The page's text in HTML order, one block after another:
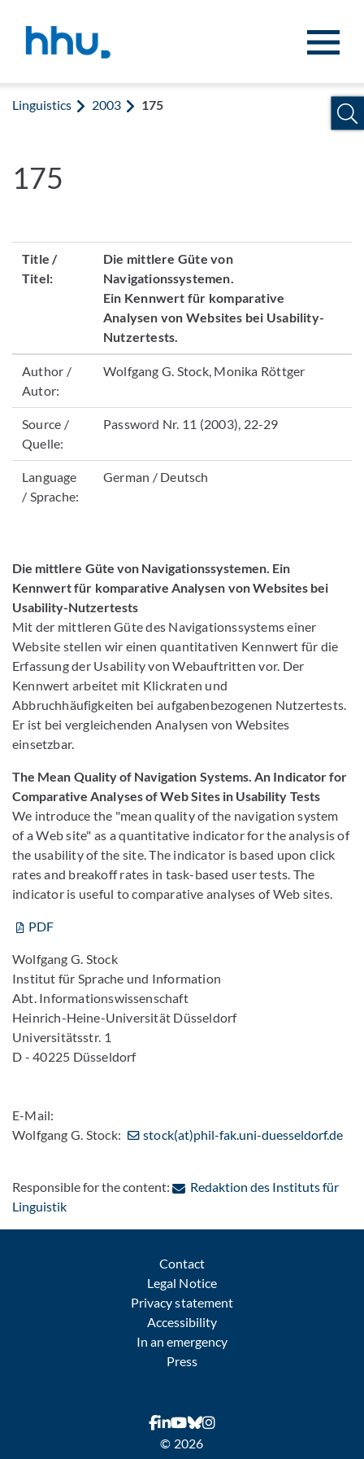
Linguistics 2003 175
175
Title /
Titel:
Die mittlere Güte von
Navigationssystemen.
Ein Kennwert für komparative
Analysen von Websites bei Usability-
Nutzertests.
Author /
Autor:
Wolfgang G. Stock, Monika Röttger
Source /
Quelle:
Password Nr. 11 (2003), 22-29
Language
/ Sprache:
German / Deutsch
Die mittlere Güte von Navigationssystemen. Ein
Kennwert für komparative Analysen von Websites bei
Usability-Nutzertests
Mit der mittleren Güte des Navigationssystems einer
Website stellen wir einen quantitativen Kennwert für die
Erfassung der Usability von Webauftritten vor. Der
Kennwert arbeitet mit Klickraten und
Abbruchhäufigkeiten bei aufgabenbezogenen Nutzertests.
Er ist bei vergleichenden Analysen von Websites
einsetzbar.
The Mean Quality of Navigation Systems. An Indicator for
Comparative Analyses of Web Sites in Usability Tests
We introduce the "mean quality of the navigation system
of a Web site" as a quantitative indicator for the analysis of
the usability of the site. The indicator is based upon click
rates and breakoff rates in task-based user tests. The
indicator is useful to comparative analyses of Web sites.
PDF
Wolfgang G. Stock
Institut für Sprache und Information
Abt. Informationswissenschaft
Heinrich-Heine-Universität Düsseldorf
Universitätsstr. 1
D - 40225 Düsseldorf
E-Mail:
Wolfgang G. Stock:
stock(at)phil-fak.uni-duesseldorf.de
Responsible for the content:
Redaktion des Instituts für
Linguistik: Contact by e-mail
Contact
Legal Notice
Privacy statement
Accessibility
In an emergency
Press
© 2026